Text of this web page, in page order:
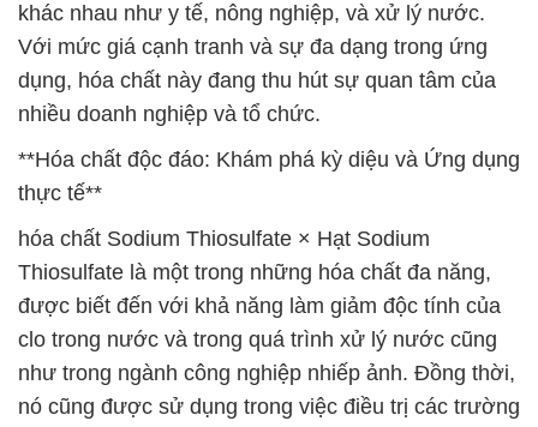
khác nhau như y tế, nông nghiệp, và xử lý nước.
Với mức giá cạnh tranh và sự đa dạng trong ứng
dụng, hóa chất này đang thu hút sự quan tâm của
nhiều doanh nghiệp và tổ chức.
**Hóa chất độc đáo: Khám phá kỳ diệu và Ứng dụng
thực tế**
hóa chất Sodium Thiosulfate × Hạt Sodium
Thiosulfate là một trong những hóa chất đa năng,
được biết đến với khả năng làm giảm độc tính của
clo trong nước và trong quá trình xử lý nước cũng
như trong ngành công nghiệp nhiếp ảnh. Đồng thời,
nó cũng được sử dụng trong việc điều trị các trường